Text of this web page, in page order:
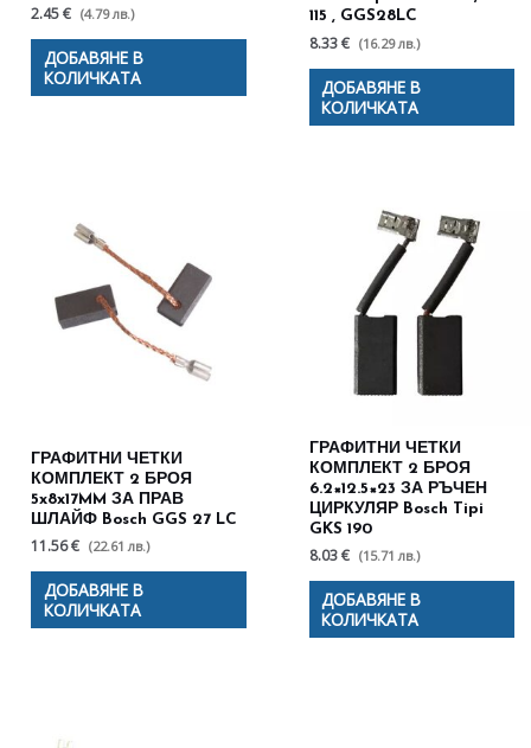
2.45 € (4.79 лв.)
ДОБАВЯНЕ В
КОЛИЧКАТА
115 , GGS28LC
8.33 € (16.29 лв.)
ДОБАВЯНЕ В
КОЛИЧКАТА
ГРАФИТНИ ЧЕТКИ
КОМПЛЕКТ 2 БРОЯ
5x8x17MM ЗА ПРАВ
ШЛАЙФ Bosch GGS 27 LC
11.56 € (22.61 лв.)
ДОБАВЯНЕ В
КОЛИЧКАТА
ГРАФИТНИ ЧЕТКИ
КОМПЛЕКТ 2 БРОЯ
6.2×12.5×23 ЗА РЪЧЕН
ЦИРКУЛЯР Bosch Tipi
GKS 190
8.03 € (15.71 лв.)
ДОБАВЯНЕ В
КОЛИЧКАТА